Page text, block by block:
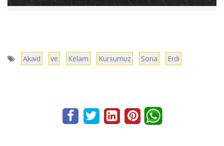
Akaid ve Kelam Kursumuz Sona Erdi